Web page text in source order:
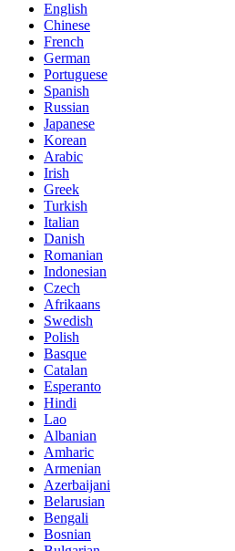
English
Chinese
French
German
Portuguese
Spanish
Russian
Japanese
Korean
Arabic
Irish
Greek
Turkish
Italian
Danish
Romanian
Indonesian
Czech
Afrikaans
Swedish
Polish
Basque
Catalan
Esperanto
Hindi
Lao
Albanian
Amharic
Armenian
Azerbaijani
Belarusian
Bengali
Bosnian